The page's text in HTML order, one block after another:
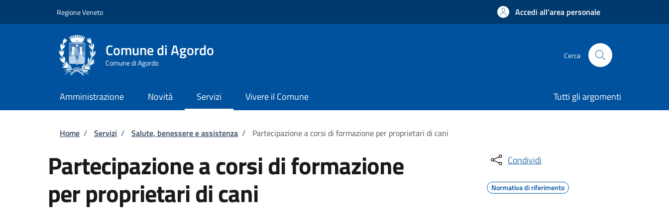
Regione Veneto Accedi all'area personale
Comune di Agordo
Comune di Agordo
Cerca
Amministrazione Novità Servizi Vivere il Comune Tutti gli argomenti
Briciole di pane
Home / Servizi / Salute, benessere e assistenza / Partecipazione a corsi di formazione per proprietari di cani
Partecipazione a corsi di formazione
per proprietari di cani
Condividi
Normativa di riferimento